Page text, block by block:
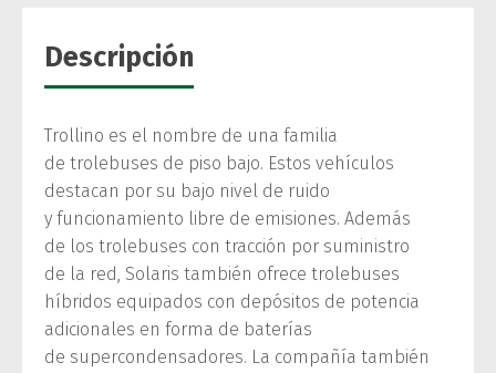
Descripción
Trollino es el nombre de una familia
de trolebuses de piso bajo. Estos vehículos
destacan por su bajo nivel de ruido
y funcionamiento libre de emisiones. Además
de los trolebuses con tracción por suministro
de la red, Solaris también ofrece trolebuses
híbridos equipados con depósitos de potencia
adicionales en forma de baterías
de supercondensadores. La compañía también